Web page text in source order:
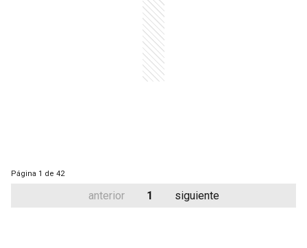
Página 1 de 42
anterior 1 siguiente